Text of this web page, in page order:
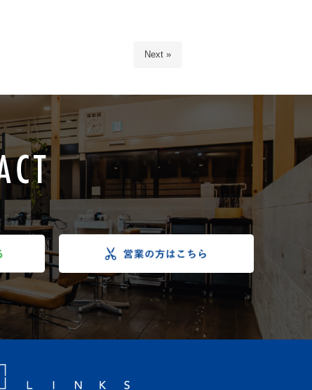
Next »